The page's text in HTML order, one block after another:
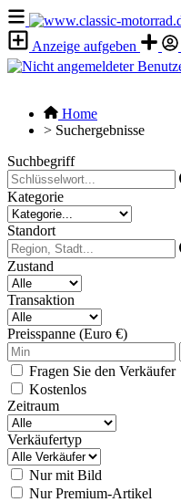
Anzeige aufgeben
Home
> Suchergebnisse
Suchbegriff
Kategorie
Standort
Zustand
Transaktion
Preisspanne (Euro €)
Fragen Sie den Verkäufer
Kostenlos
Zeitraum
Verkäufertyp
Nur mit Bild
Nur Premium-Artikel